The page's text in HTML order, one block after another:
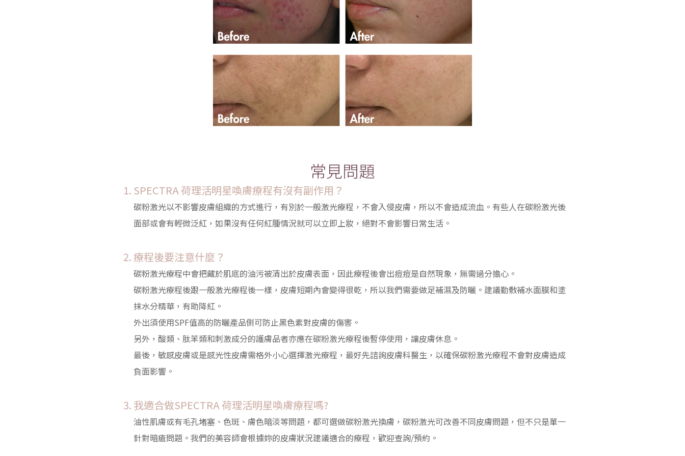
常見問題
SPECTRA 荷理活明星喚膚療程有沒有副作用？
碳粉激光以不影響皮膚組織的方式進行，有別於一般激光療程，不會入侵皮膚，所以不會造成流血。有些人在碳粉激光後
面部或會有輕微泛紅，如果沒有任何紅腫情況就可以立即上妝，絕對不會影響日常生活。
療程後要注意什麼？
碳粉激光療程中會把藏於肌底的油污被清出於皮膚表面，因此療程後會出痘痘是自然現象，無需過分擔心。
碳粉激光療程後跟一般激光療程後一樣，皮膚短期內會變得很乾，所以我們需要做足補濕及防曬。建議勤敷補水面膜和塗
抹水分精華，有助降紅。
外出須使用SPF值高的防曬產品側可防止黑色素對皮膚的傷害。
另外，酸類、肽苯類和刺激成分的護膚品者亦應在碳粉激光療程後暫停使用，讓皮膚休息。
最後，敏感皮膚或是感光性皮膚需格外小心選擇激光療程，最好先諮詢皮膚科醫生，以確保碳粉激光療程不會對皮膚造成
負面影響。
我適合做SPECTRA 荷理活明星喚膚療程嗎?
油性肌膚或有毛孔堵塞、色斑、膚色暗淡等問題，都可選做碳粉激光換膚，碳粉激光可改善不同皮膚問題，但不只是單一
針對暗瘡問題。我們的美容師會根據妳的皮膚狀況建議適合的療程，歡迎查詢/預約。